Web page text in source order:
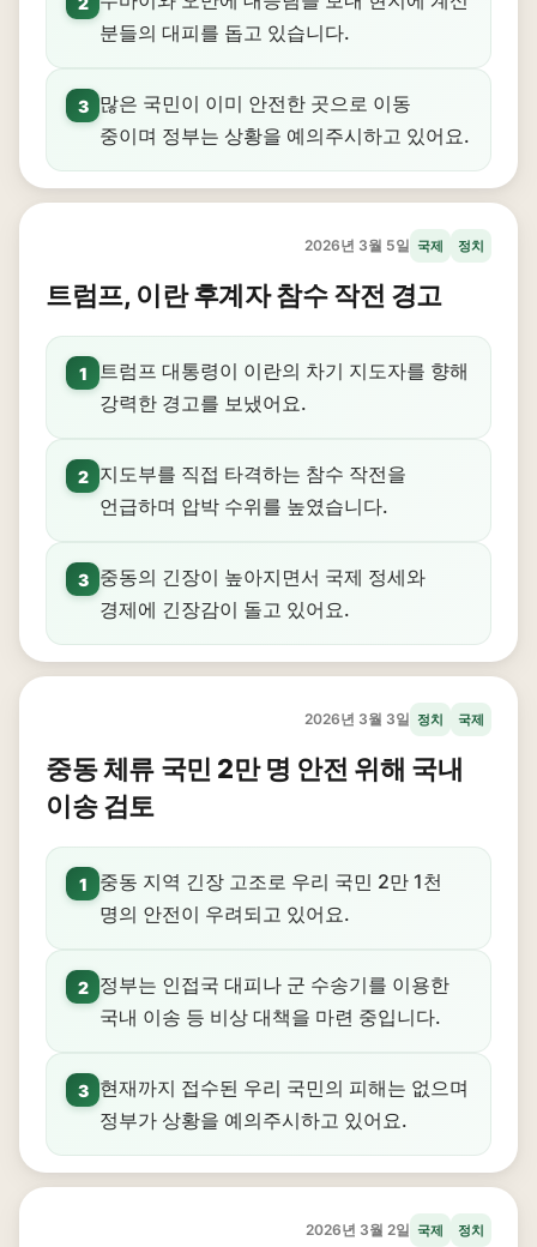
분들의 대피를 돕고 있습니다.
3
많은 국민이 이미 안전한 곳으로 이동
중이며 정부는 상황을 예의주시하고 있어요.
2026년 3월 5일 국제 정치
트럼프, 이란 후계자 참수 작전 경고
1
트럼프 대통령이 이란의 차기 지도자를 향해
강력한 경고를 보냈어요.
2
지도부를 직접 타격하는 참수 작전을
언급하며 압박 수위를 높였습니다.
3
중동의 긴장이 높아지면서 국제 정세와
경제에 긴장감이 돌고 있어요.
2026년 3월 3일 정치 국제
중동 체류 국민 2만 명 안전 위해 국내
이송 검토
1
중동 지역 긴장 고조로 우리 국민 2만 1천
명의 안전이 우려되고 있어요.
2
정부는 인접국 대피나 군 수송기를 이용한
국내 이송 등 비상 대책을 마련 중입니다.
3
현재까지 접수된 우리 국민의 피해는 없으며
정부가 상황을 예의주시하고 있어요.
2026년 3월 2일 국제 정치